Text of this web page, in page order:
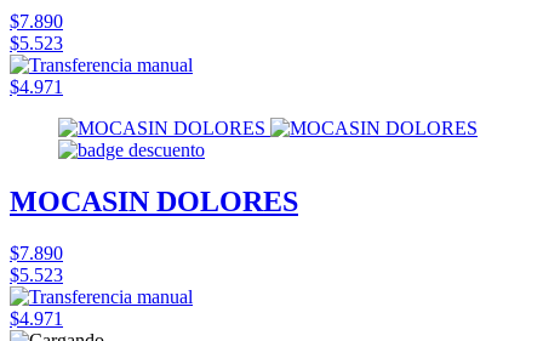
$7.890
$5.523
$4.971
MOCASIN DOLORES
$7.890
$5.523
$4.971